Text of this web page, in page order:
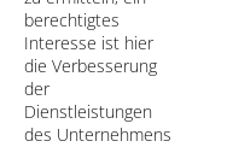
berechtigtes
Interesse ist hier
die Verbesserung
der
Dienstleistungen
des Unternehmens